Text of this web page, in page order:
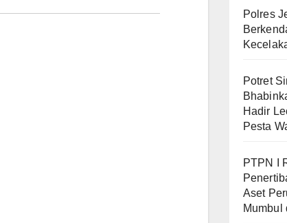
Polres
​Potret
Hadir
Pesta
PTPN I
Aset
Mumbul